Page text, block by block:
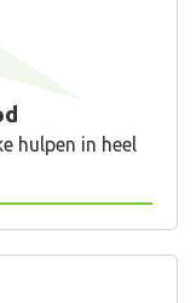
hulpen in heel